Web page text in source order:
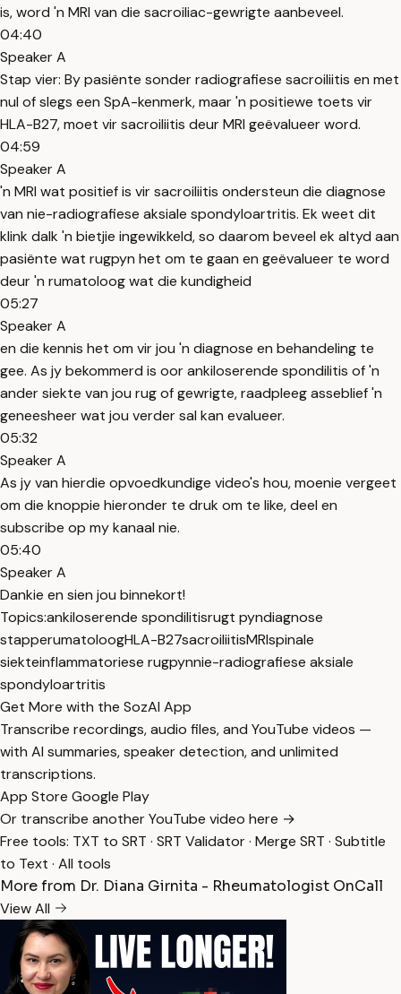
is, word 'n MRI van die sacroiliac-gewrigte aanbeveel.
04:40
Speaker A
Stap vier: By pasiënte sonder radiografiese sacroiliitis en met
nul of slegs een SpA-kenmerk, maar 'n positiewe toets vir
HLA-B27, moet vir sacroiliitis deur MRI geëvalueer word.
04:59
Speaker A
'n MRI wat positief is vir sacroiliitis ondersteun die diagnose
van nie-radiografiese aksiale spondyloartritis. Ek weet dit
klink dalk 'n bietjie ingewikkeld, so daarom beveel ek altyd aan
pasiënte wat rugpyn het om te gaan en geëvalueer te word
deur 'n rumatoloog wat die kundigheid
05:27
Speaker A
en die kennis het om vir jou 'n diagnose en behandeling te
gee. As jy bekommerd is oor ankiloserende spondilitis of 'n
ander siekte van jou rug of gewrigte, raadpleeg asseblief 'n
geneesheer wat jou verder sal kan evalueer.
05:32
Speaker A
As jy van hierdie opvoedkundige video's hou, moenie vergeet
om die knoppie hieronder te druk om te like, deel en
subscribe op my kanaal nie.
05:40
Speaker A
Dankie en sien jou binnekort!
Topics:ankiloserende spondilitisrugt pyndiagnose
stapperumatoloogHLA-B27sacroiliitisMRIspinale
siekteinflammatoriese rugpynnie-radiografiese aksiale
spondyloartritis
Get More with the SozAI App
Transcribe recordings, audio files, and YouTube videos —
with AI summaries, speaker detection, and unlimited
transcriptions.
App Store Google Play
Or transcribe another YouTube video here →
Free tools: TXT to SRT · SRT Validator· Merge SRT · Subtitle
to Text · All tools
More from Dr. Diana Girnita - Rheumatologist OnCall
View All